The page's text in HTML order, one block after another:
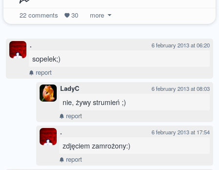
22comments 30 more
. 6 february 2013 at 06:20
sopelek;)
report
LadyC 6 february 2013 at 08:03
nie, żywy strumień ;)
report
. 6 february 2013 at 17:54
zdjęciem zamrożony:)
report